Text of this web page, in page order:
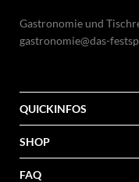
Gastronomie und
gastronomie@das-
QUICKINFOS
SHOP
FAQ